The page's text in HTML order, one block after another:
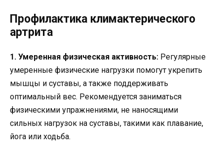
Профилактика климактерического
артрита
1. Умеренная физическая активность: Регулярные
умеренные физические нагрузки помогут укрепить
мышцы и суставы, а также поддерживать
оптимальный вес. Рекомендуется заниматься
физическими упражнениями, не наносящими
сильных нагрузок на суставы, такими как плавание,
йога или ходьба.